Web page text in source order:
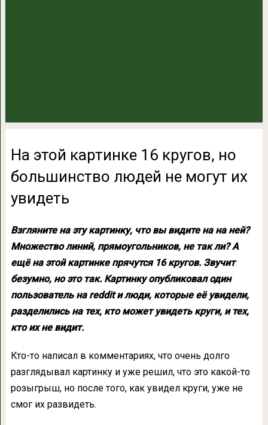
На этой картинке 16 кругов, но
большинство людей не могут их
увидеть
Взгляните на эту картинку, что вы видите на на ней?
Множество линий, прямоугольников, не так ли? А
ещё на этой картинке прячутся 16 кругов. Звучит
безумно, но это так. Картинку опубликовал один
пользователь на reddit и люди, которые её увидели,
разделились на тех, кто может увидеть круги, и тех,
кто их не видит.
Кто-то написал в комментариях, что очень долго
разглядывал картинку и уже решил, что это какой-то
розыгрыш, но после того, как увидел круги, уже не
смог их развидеть.